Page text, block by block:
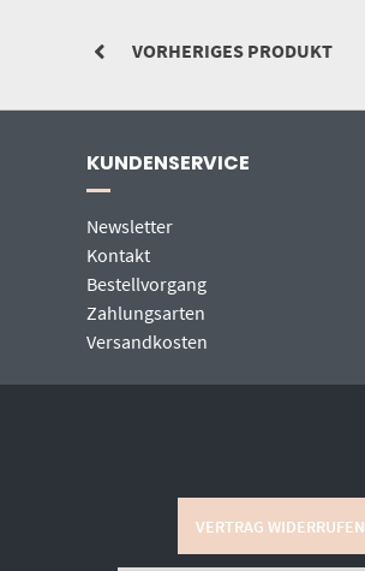
VORHERIGES PRODUKT
KUNDENSERVICE
Newsletter
Kontakt
Bestellvorgang
Zahlungsarten
Versandkosten
VERTRAG WIDERRUFEN